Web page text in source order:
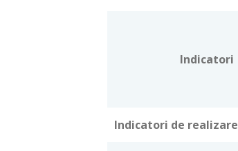
Indicatori
Indicatori de realizare